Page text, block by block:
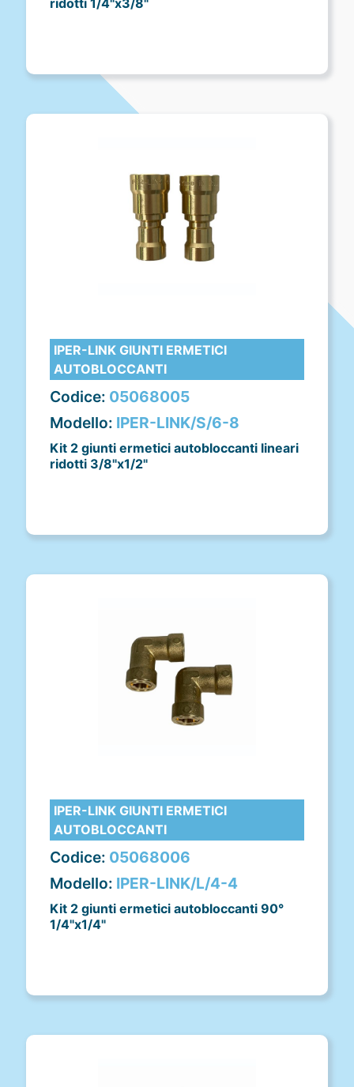
IPER-LINK GIUNTI ERMETICI
AUTOBLOCCANTI
Codice: 05068005
Modello: IPER-LINK/S/6-8
Kit 2 giunti ermetici autobloccanti lineari
ridotti 3/8"x1/2"
IPER-LINK GIUNTI ERMETICI
AUTOBLOCCANTI
Codice: 05068006
Modello: IPER-LINK/L/4-4
Kit 2 giunti ermetici autobloccanti 90°
1/4"x1/4"